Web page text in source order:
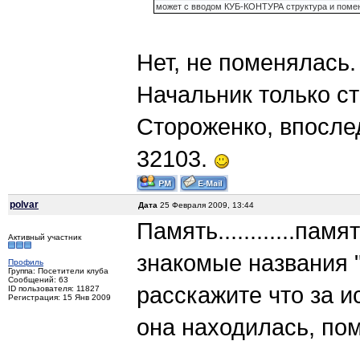
может с вводом КУБ-КОНТУРА структура и
Нет, не
Начальник только
Стороженко,
32103.
polvar Дата 25 Февраля 2009, 13:44
Активный участник
Профиль
Группа: Посетители клуба
Сообщений: 63
ID пользователя: 11827
Регистрация: 15 Янв 2009
знакомые названия
расскажите что за
она находилась,